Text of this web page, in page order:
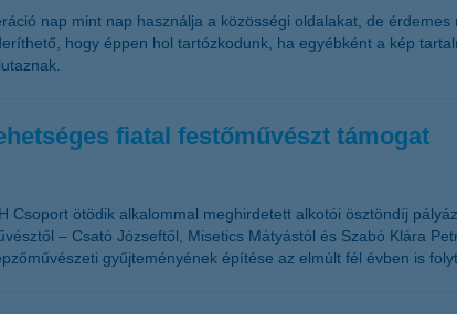
nap mint nap használja a közösségi oldalakat, de
hogy éppen hol tartózkodunk, ha egyébként a kép
fiatal festőművészt támogat
Csoport ötödik alkalommal meghirdetett alkotói ösztöndíj
– Csató Józseftől, Misetics Mátyástól és Szabó Klára
gyűjteményének építése az elmúlt fél évben is